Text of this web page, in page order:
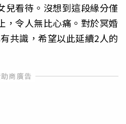
兒看待。沒想到這段緣分僅
，令人無比心痛。對於冥婚
共識，希望以此延續2人的